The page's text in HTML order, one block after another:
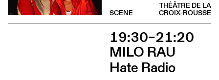
THÉÂTRE DE LA
CROIX-ROUSSE
SCENE
19:30–21:20
MILO RAU
Hate Radio